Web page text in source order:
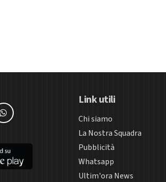
Link utili
Chi siamo
La Nostra Squadra
Pubblicità
Whatsapp
Ultim'ora News